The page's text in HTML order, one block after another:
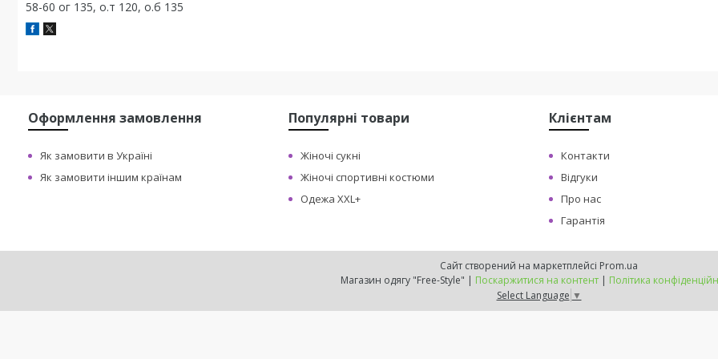
58-60 ог 135, о.т 120, о.б 135
Оформлення замовлення
Як замовити в Україні
Як замовити іншим країнам
Популярні товари
Жіночі сукні
Жіночі спортивні костюми
Одежа XXL+
Клієнтам
Контакти
Відгуки
Про нас
Гарантія
Сайт створений на маркетплейсі Prom.ua
Магазин одягу "Free-Style" | Поскаржитися на контент | Політика
Select Language ▼